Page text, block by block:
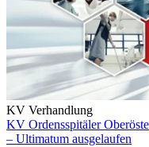
KV Verhandlung
KV Ordensspitäler
– Ultimatum ausgelaufen